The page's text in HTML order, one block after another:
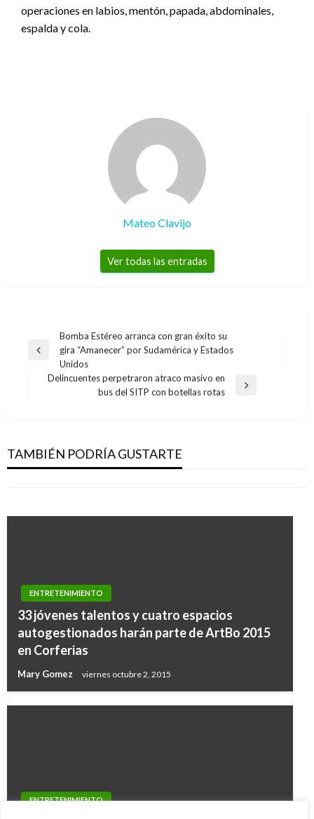
operaciones en labios, mentón, papada, abdominales,
espalda y cola.
Mateo Clavijo
Ver todas las entradas
Navegación
de
entradas
Entrada
Bomba Estéreo arranca con gran éxito su
gira “Amanecer” por Sudamérica y Estados
Unidos
Delincuentes perpetraron atraco masivo en
bus del SITP con botellas rotas
TAMBIÉN PODRÍA GUSTARTE
Kevin Space
Iván Briceño sábado julio 6, 2019
Paris Hilton se adjudica la creación del selfie
ENTRETENIMIENTO
33 jóvenes talentos y cuatro espacios
autogestionados harán parte de ArtBo 2015
en Corferias
Mary Gomez viernes octubre 2, 2015
ENTRETENIMIENTO